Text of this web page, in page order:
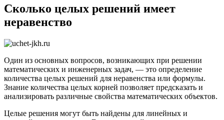
Сколько целых решений имеет
неравенство
Один из основных вопросов, возникающих при решении
математических и инженерных задач, — это определение
количества целых решений для неравенства или формулы.
Знание количества целых корней позволяет предсказать и
анализировать различные свойства математических объектов.
Целые решения могут быть найдены для линейных и